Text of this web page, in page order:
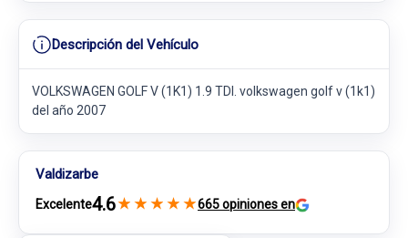
Descripción del Vehículo
VOLKSWAGEN GOLF V (1K1) 1.9 TDI. volkswagen golf v (1k1)
del año 2007
Valdizarbe
Excelente4.6★ ★ ★ ★ ★665 opiniones en